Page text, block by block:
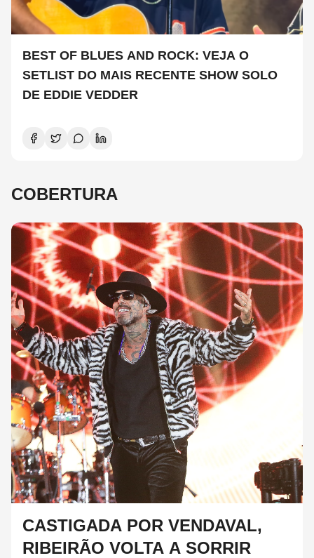
BEST OF BLUES AND ROCK: VEJA O
SETLIST DO MAIS RECENTE SHOW SOLO
DE EDDIE VEDDER
COBERTURA
CASTIGADA POR VENDAVAL,
RIBEIRÃO VOLTA A SORRIR